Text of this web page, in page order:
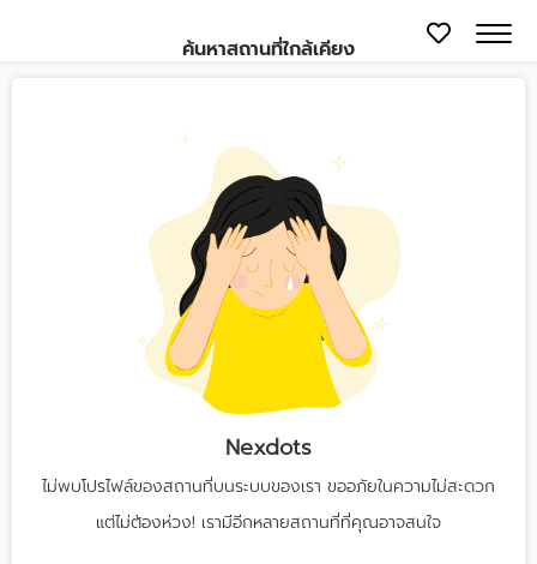
Nexdots
ไม่พบโปรไฟล์ของสถานที่บนระบบของเรา ขออภัยในความไม่สะดวก
แต่ไม่ต้องห่วง! เรามีอีกหลายสถานที่ที่คุณอาจสนใจ
ค้นหาสถานที่ใกล้เคียง